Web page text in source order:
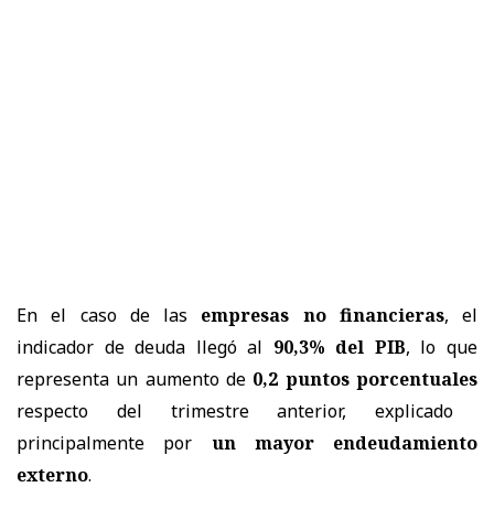
En el caso de las empresas no financieras, el
indicador de deuda llegó al 90,3% del PIB, lo que
representa un aumento de 0,2 puntos porcentuales
respecto del trimestre anterior, explicado
principalmente por un mayor endeudamiento
externo.